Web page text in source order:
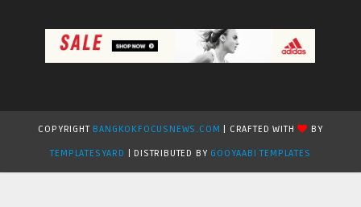
COPYRIGHT BANGKOKFOCUSNEWS.COM | CRAFTED WITH
BY
TEMPLATESYARD
| DISTRIBUTED BY GOOYAABI TEMPLATES